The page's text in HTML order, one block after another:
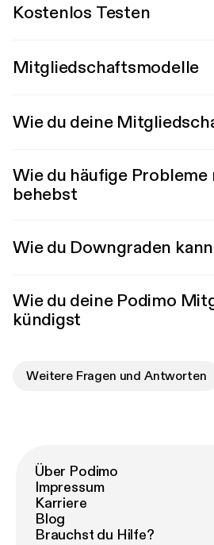
Kostenlos Testen
Mitgliedschaftsmodelle
Wie du deine
Wie du häufige
behebst
Wie du Downgraden
Wie du deine Podimo
kündigst
Weitere Fragen und Antworten
Über Podimo
Impressum
Karriere
Blog
Brauchst du Hilfe?